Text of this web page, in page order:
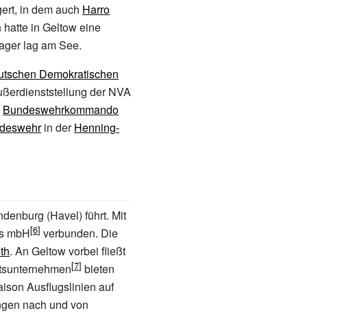
in dem auch Harro
in Geltow eine
lag am See.
Demokratischen
der NVA
Bundeswehrkommando
in derHenning-
(Havel) führt. Mit
mbH
verbunden. Die
. An Geltow vorbei fließt
bieten
Ausflugslinien auf
nach und von